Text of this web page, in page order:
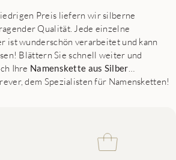
Preis liefern wir silberne
Qualität. Jede einzelne
ist wunderschön verarbeitet und kann
Blättern Sie schnell weiter und
Ihre Namenskette aus Silber
dem Spezialisten für Namensketten!